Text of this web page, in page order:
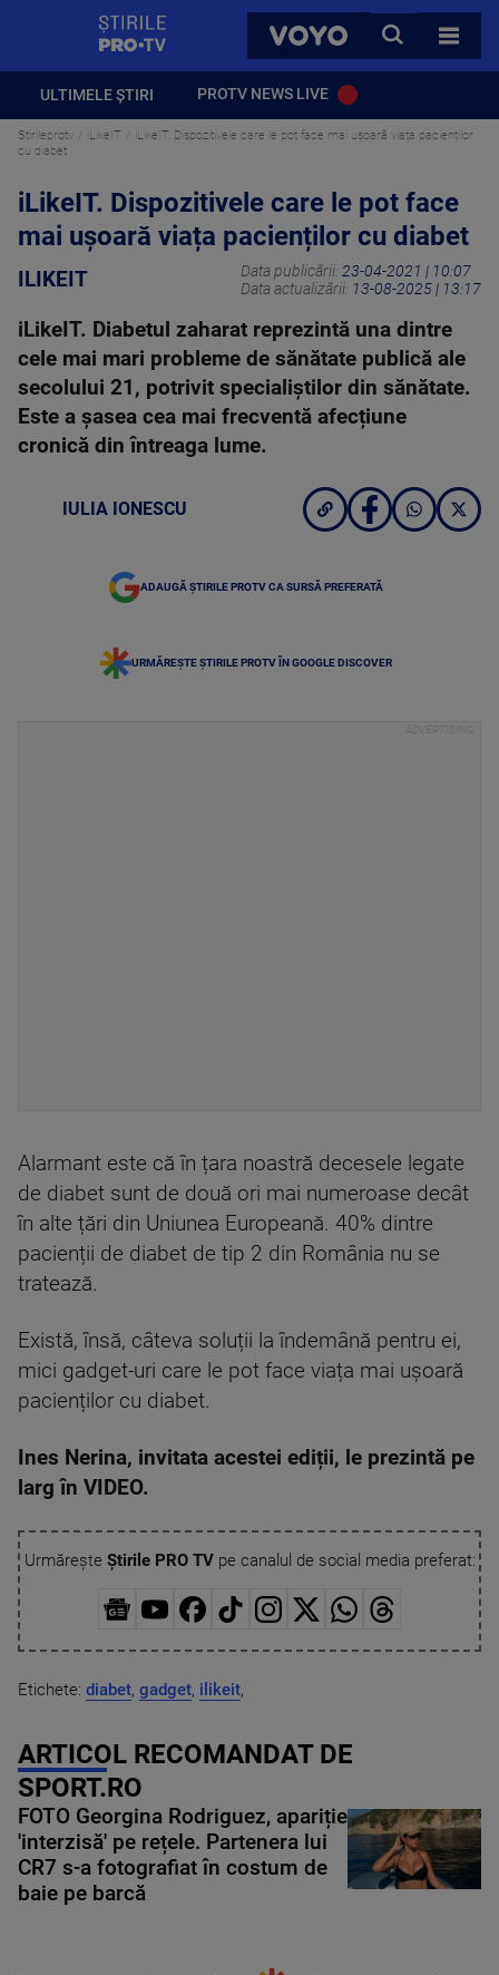
VOYO
CAUTA
TOATE
ULTIMELE ȘTIRI PROTV NEWS LIVE
Stirileprotv iLikeIT
iLikeIT. Dispozitivele care le pot face mai ușoară viața pacienților
cu diabet
iLikeIT. Dispozitivele care le pot face
mai ușoară viața pacienților cu diabet
ILIKEIT Data publicării: 23-04-2021 | 10:07
Data actualizării: 13-08-2025 | 13:17
iLikeIT. Diabetul zaharat reprezintă una dintre
cele mai mari probleme de sănătate publică ale
secolului 21, potrivit specialiştilor din sănătate.
Este a șasea cea mai frecventă afecțiune
cronică din întreaga lume.
IULIA IONESCU
ADAUGĂ ȘTIRILE PROTV CA SURSĂ PREFERATĂ
URMĂREȘTE ȘTIRILE PROTV ÎN GOOGLE DISCOVER
Alarmant este că în țara noastră decesele legate
de diabet sunt de două ori mai numeroase decât
în alte țări din Uniunea Europeană. 40% dintre
pacienții de diabet de tip 2 din România nu se
tratează.
Există, însă, câteva soluții la îndemână pentru ei,
mici gadget-uri care le pot face viața mai ușoară
pacienților cu diabet.
Ines Nerina, invitata acestei ediții, le prezintă pe
larg în VIDEO.
Urmărește Știrile PRO TVpe canalul de social media preferat:
Etichete: diabet, gadget, ilikeit,
ARTICOL RECOMANDAT DE
SPORT.RO
FOTO Georgina Rodriguez, apariție
'interzisă' pe rețele. Partenera lui
CR7 s-a fotografiat în costum de
baie pe barcă